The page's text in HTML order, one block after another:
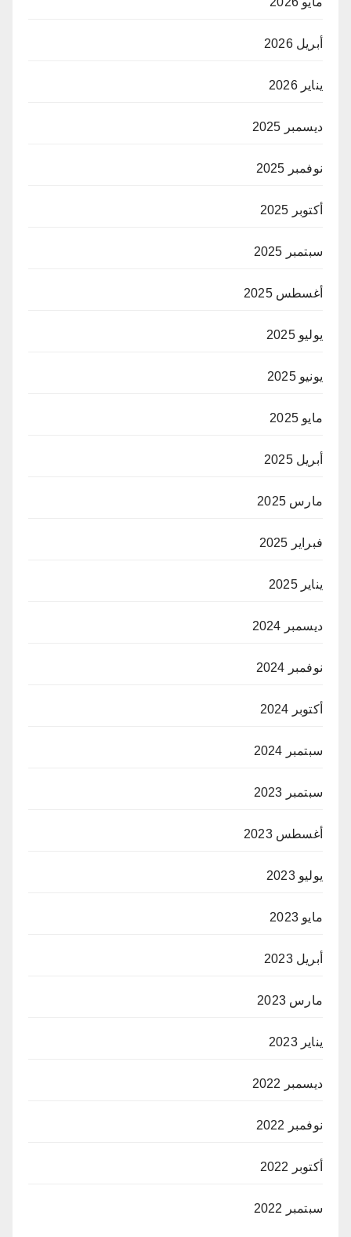
أبريل 2026
يناير 2026
ديسمبر 2025
نوفمبر 2025
أكتوبر 2025
سبتمبر 2025
أغسطس 2025
يوليو 2025
يونيو 2025
مايو 2025
أبريل 2025
مارس 2025
فبراير 2025
يناير 2025
ديسمبر 2024
نوفمبر 2024
أكتوبر 2024
سبتمبر 2024
سبتمبر 2023
أغسطس 2023
يوليو 2023
مايو 2023
أبريل 2023
مارس 2023
يناير 2023
ديسمبر 2022
نوفمبر 2022
أكتوبر 2022
سبتمبر 2022